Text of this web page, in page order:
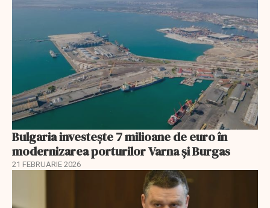
Bulgaria investește 7 milioane de euro în
modernizarea porturilor Varna și Burgas
21 FEBRUARIE 2026